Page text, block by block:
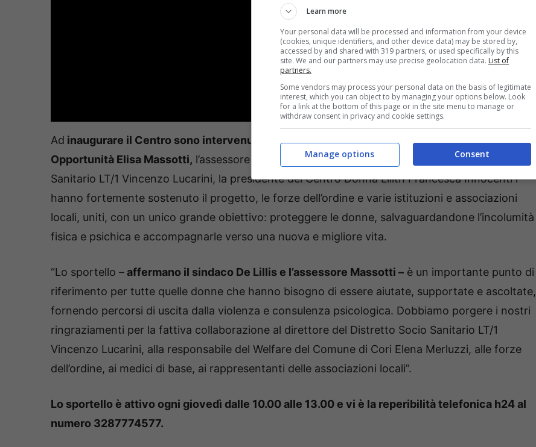
Ad inaugurare il Centro sono intervenuti il sindaco Mauro De Lillis, l’
assessora alle Pari
Opportunità Elisa Massotti, l’assessore alla Sanità Antonio Betti, il direttore del Distretto Socio
Sanitario LT/1 Vincenzo Lucarini, la presidente del Centro Donna Lilith Francesca Innocenti i
hanno fortemente sostenuto il progetto, le forze dell’ordine e varie istituzioni e associazioni
locali, uniti, con un unico grande obiettivo: proteggere le donne, salvaguardandone l’incolumità
fisica e psichica e accompagnarle verso una nuova e migliore vita.
“Lo sportello –affermano il sindaco De Lillis e l’assessore Massotti – è un importante punto di
riferimento per tutte quelle donne che hanno bisogno di essere aiutate, supportate e ascoltate,
fornendo percorsi di uscita dalla violenza e consulenza psicologica. Dobbiamo porgere i nostri
ringraziamenti per la fattiva collaborazione al direttore del Distretto Socio Sanitario LT/1
Vincenzo Lucarini, alla responsabile del Welfare del Comune di Cori Elena Merluzzi, alle forze
dell’ordine, ai medici di base, ai rappresentanti delle associazioni locali”.
Lo sportello è attivo ogni giovedì dalle 10.00 alle 13.00 e vi è la reperibilità telefonica h24 al
numero 3287774577.
Learn more
Your personal data will be processed and information from your device
(cookies, unique identifiers, and other device data) may be stored by,
accessed by and shared with 319 partners, or used specifically by this
site. We and our partners may use precise geolocation data. List of
partners.
Some vendors may process your personal data on the basis of legitimate
interest, which you can object to by managing your options below. Look
for a link at the bottom of this page or in the site menu to manage or
withdraw consent in privacy and cookie settings.
Consent
Manage options